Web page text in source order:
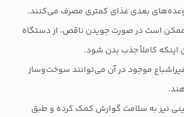
وعده‌های بعدی غذای کمتری مصرف می‌کنند.
ممکن است در صورت جویدن ناقص، از دستگاه
اینکه کاملاً جذب بدن شود.
موجود در آن می‌توانند سوخت‌وساز
نیز به سلامت گوارش کمک کرده و طبق